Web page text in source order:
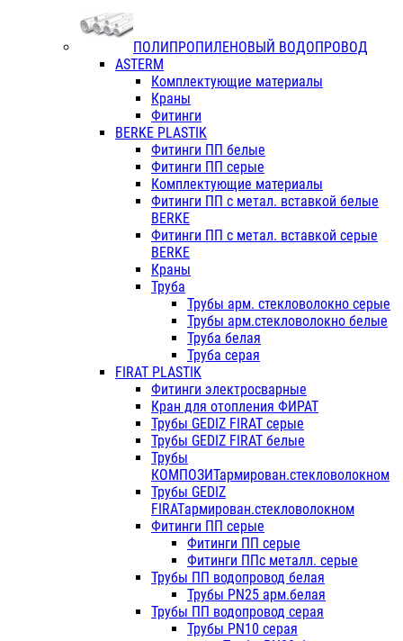
ПОЛИПРОПИЛЕНОВЫЙ ВОДОПРОВОД
ASTERM
Комплектующие материалы
Краны
Фитинги
BERKE PLASTIK
Фитинги ПП белые
Фитинги ПП серые
Комплектующие материалы
Фитинги ПП с метал. вставкой белые
BERKE
Фитинги ПП с метал. вставкой серые
BERKE
Краны
Труба
Трубы арм. стекловолокно серые
Трубы арм.стекловолокно белые
Труба белая
Труба серая
FIRAT PLASTIK
Фитинги электросварные
Кран для отопления ФИРАТ
Трубы GEDIZ FIRAT серые
Трубы GEDIZ FIRAT белые
Трубы
КОМПОЗИТармирован.стекловолокном
Трубы GEDIZ
FIRATармирован.стекловолокном
Фитинги ПП серые
Фитинги ПП серые
Фитинги ППс металл. серые
Трубы ПП водопровод белая
Трубы PN25 арм.белая
Трубы ПП водопровод серая
Трубы PN10 серая